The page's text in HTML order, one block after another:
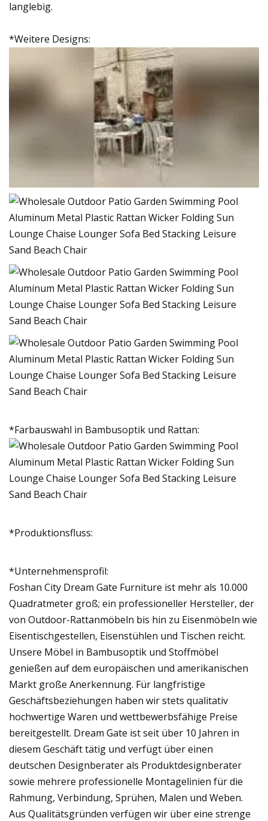
langlebig.
*Weitere Designs:
*Farbauswahl in Bambusoptik und Rattan:
*Produktionsfluss:
*Unternehmensprofil:
Foshan City Dream Gate Furniture ist mehr als 10.000
Quadratmeter groß; ein professioneller Hersteller, der
von Outdoor-Rattanmöbeln bis hin zu Eisenmöbeln wie
Eisentischgestellen, Eisenstühlen und Tischen reicht.
Unsere Möbel in Bambusoptik und Stoffmöbel
genießen auf dem europäischen und amerikanischen
Markt große Anerkennung. Für langfristige
Geschäftsbeziehungen haben wir stets qualitativ
hochwertige Waren und wettbewerbsfähige Preise
bereitgestellt. Dream Gate ist seit über 10 Jahren in
diesem Geschäft tätig und verfügt über einen
deutschen Designberater als Produktdesignberater
sowie mehrere professionelle Montagelinien für die
Rahmung, Verbindung, Sprühen, Malen und Weben.
Aus Qualitätsgründen verfügen wir über eine strenge